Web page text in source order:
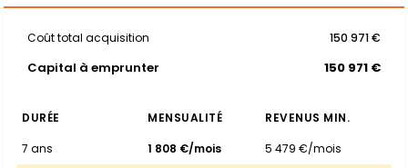
Coût total acquisition 150 971 €
Capital à emprunter 150 971 €
DURÉE MENSUALITÉ
REVENUS MIN.
7 ans
1 808 €/mois
5 479 €/mois